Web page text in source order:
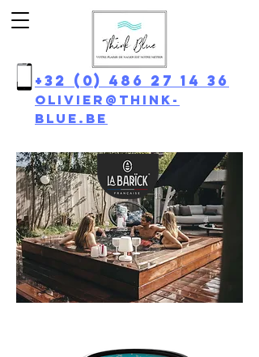
+32 (0) 486 27 14 36
olivier@think-
blue.be